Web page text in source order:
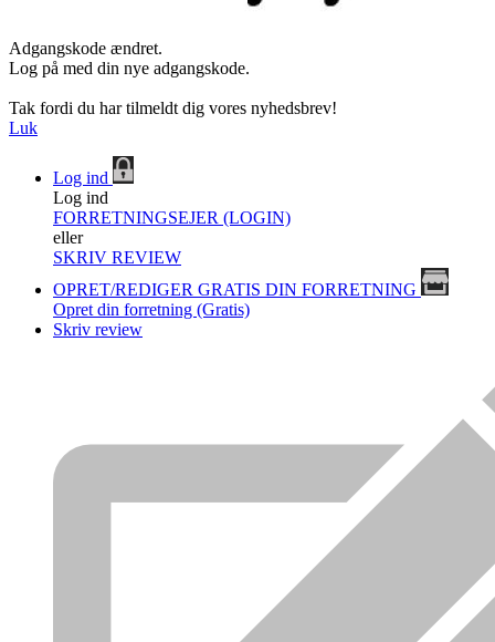
Adgangskode ændret.
Log på med din nye adgangskode.
Tak fordi du har tilmeldt dig vores nyhedsbrev!
Luk
Log ind
Log ind
FORRETNINGSEJER (LOGIN)
eller
SKRIV REVIEW
OPRET/REDIGER GRATIS DIN FORRETNING
Opret din forretning (Gratis)
Skriv review